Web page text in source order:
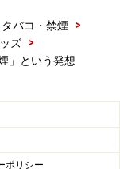
タバコ・禁煙
>
ズ
>
」という発想
ポリシー